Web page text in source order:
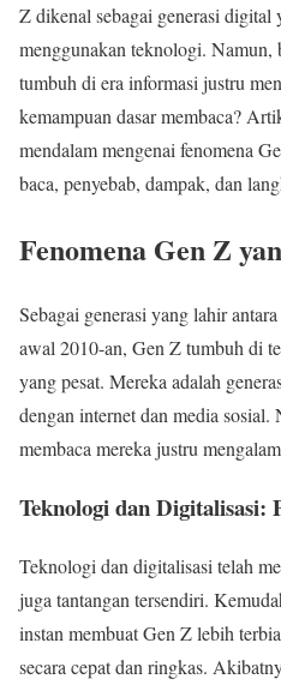
Z dikenal sebagai generasi digital
menggunakan teknologi. Namun,
tumbuh di era informasi justru
kemampuan dasar membaca?
mendalam mengenai fenomena
baca, penyebab, dampak, dan
Fenomena Gen Z
Sebagai generasi yang lahir
awal 2010-an, Gen Z tumbuh di
yang pesat. Mereka adalah
dengan internet dan media
membaca mereka justru
Teknologi dan Digitalisasi:
Teknologi dan digitalisasi telah
juga tantangan tersendiri.
instan membuat Gen Z lebih
secara cepat dan ringkas.